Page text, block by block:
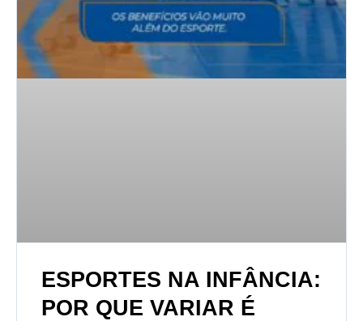
ESPORTES NA INFÂNCIA:
POR QUE VARIAR É